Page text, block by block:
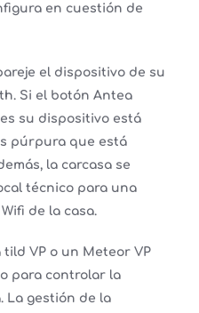
en cuestión de
el dispositivo de su
Si el botón Antea
su dispositivo está
púrpura que está
la carcasa se
técnico para una
de la casa.
VP o un Meteor VP
para controlar la
La gestión de la